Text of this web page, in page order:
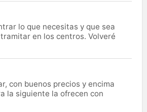
lo que necesitas y que sea
en los centros. Volveré
con buenos precios y encima
la siguiente la ofrecen con